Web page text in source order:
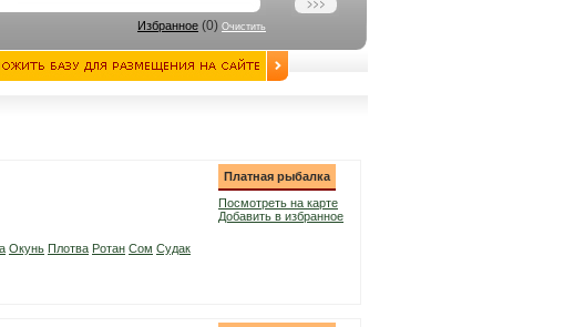
Избранное (0) Очистить
Окунь Плотва Ротан Сом Судак
Платная рыбалка
Посмотреть на карте
Добавить в избранное